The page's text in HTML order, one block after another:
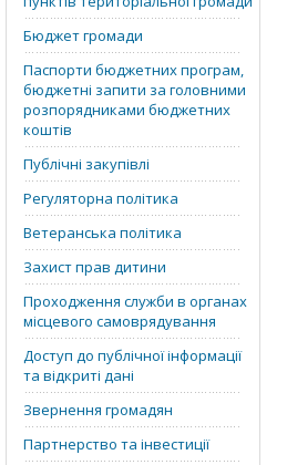
Бюджет громади
Паспорти бюджетних програм,
бюджетні запити за головними
розпорядниками бюджетних
коштів
Публічні закупівлі
Регуляторна політика
Ветеранська політика
Захист прав дитини
Проходження служби в органах
місцевого самоврядування
Доступ до публічної інформації
та відкриті дані
Звернення громадян
Партнерство та інвестиції